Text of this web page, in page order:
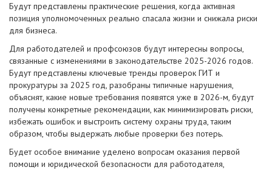
Будут представлены практические решения, когда активная
позиция уполномоченных реально спасала жизни и снижала риски
для бизнеса.
Для работодателей и профсоюзов будут интересны вопросы,
связанные с изменениями в законодательстве 2025-2026 годов.
Будут представлены ключевые тренды проверок ГИТ и
прокуратуры за 2025 год, разобраны типичные нарушения,
объяснят, какие новые требования появятся уже в 2026-м, будут
получены конкретные рекомендации, как минимизировать риски,
избежать ошибок и выстроить систему охраны труда, таким
образом, чтобы выдержать любые проверки без потерь.
Будет особое внимание уделено вопросам оказания первой
помощи и юридической безопасности для работодателя,